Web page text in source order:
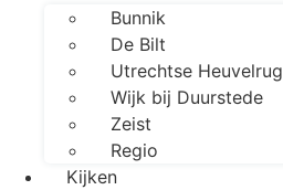
Bunnik
De Bilt
Utrechtse Heuvelrug
Wijk bij Duurstede
Zeist
Regio
Kijken